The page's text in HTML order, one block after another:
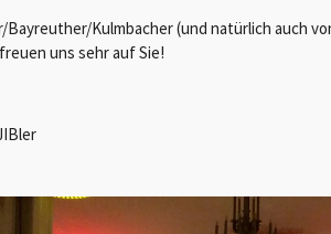
Bayreuther/Kulmbacher (und natürlich auch
uns sehr auf Sie!